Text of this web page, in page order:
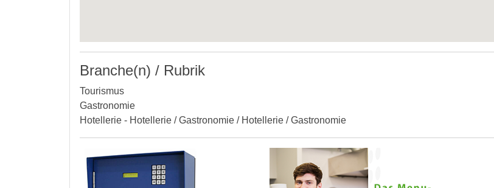
Branche(n) / Rubrik
Tourismus
Gastronomie
Hotellerie - Hotellerie / Gastronomie / Hotellerie / Gastronomie